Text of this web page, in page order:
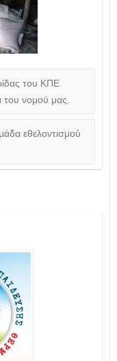
του ΚΠΕ
του νομού μας.
εθελοντισμού